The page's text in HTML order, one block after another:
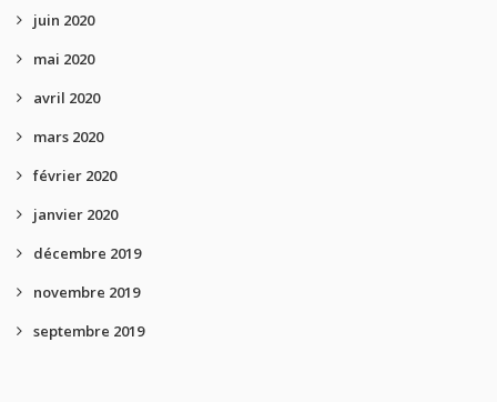
juin 2020
mai 2020
avril 2020
mars 2020
février 2020
janvier 2020
décembre 2019
novembre 2019
septembre 2019